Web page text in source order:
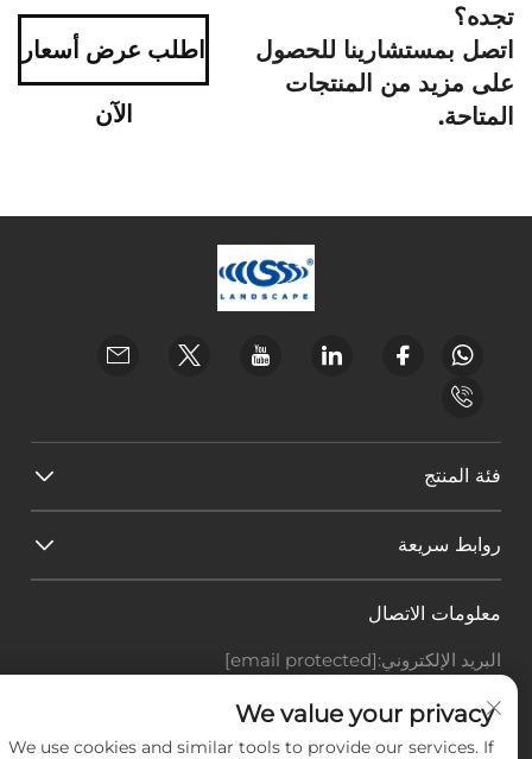
تجده؟
اتصل بمستشارينا للحصول
على مزيد من المنتجات
المتاحة.
اطلب عرض أسعار
الآن
فئة المنتج
روابط سريعة
معلومات الاتصال
البريد الإلكتروني:[email protected]
هاتف:
Office add : غرفة 414، رقم 125، طريق هوانغيوان، منطقة
باييون، مدينة قوانغتشو، مقاطعة قوانغدونغ
We value your privacy
We use cookies and similar tools to provide our services. If